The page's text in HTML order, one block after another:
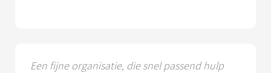
Een fijne organisatie, die snel passend hulp